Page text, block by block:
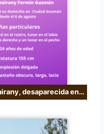
desaparecida en…